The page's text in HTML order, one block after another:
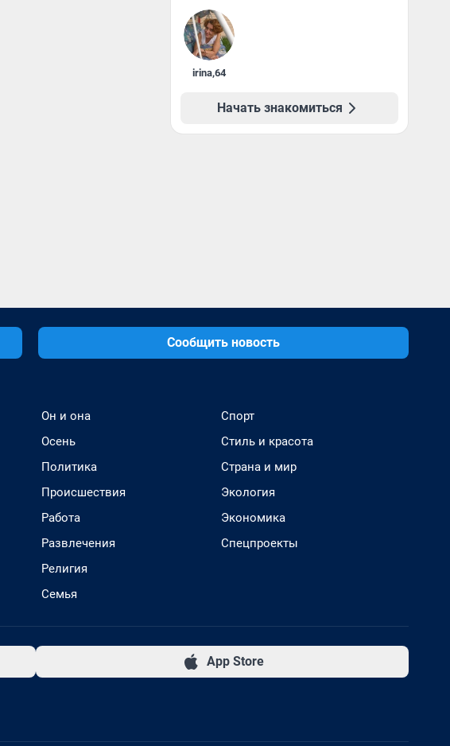
irina,64
Начать знакомиться
Сообщить новость
Он и она
Осень
Политика
Происшествия
Работа
Развлечения
Религия
Семья
Спорт
Стиль и красота
Страна и мир
Экология
Экономика
Спецпроекты
App Store